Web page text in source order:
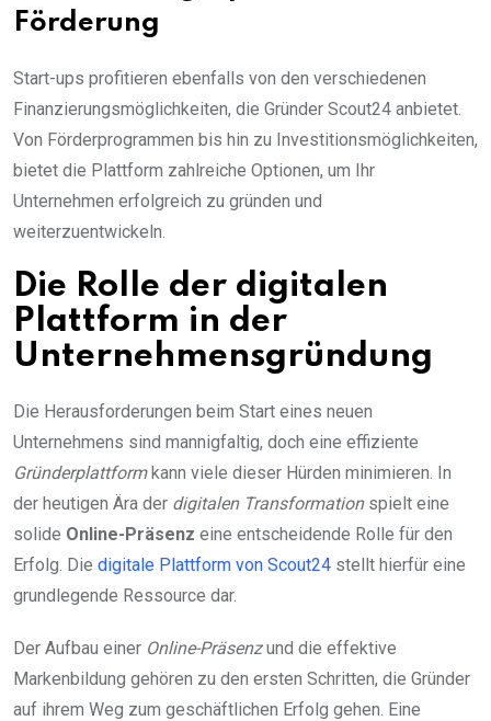
Förderung
Start-ups profitieren ebenfalls von den verschiedenen
Finanzierungsmöglichkeiten, die Gründer Scout24 anbietet.
Von Förderprogrammen bis hin zu Investitionsmöglichkeiten,
bietet die Plattform zahlreiche Optionen, um Ihr
Unternehmen erfolgreich zu gründen und
weiterzuentwickeln.
Die Rolle der digitalen
Plattform in der
Unternehmensgründung
Die Herausforderungen beim Start eines neuen
Unternehmens sind mannigfaltig, doch eine effiziente
Gründerplattformkann viele dieser Hürden minimieren. In
der heutigen Ära der digitalen Transformationspielt eine
solide Online-Präsenz eine entscheidende Rolle für den
Erfolg. Die digitale Plattform von Scout24 stellt hierfür eine
grundlegende Ressource dar.
Der Aufbau einer Online-Präsenzund die effektive
Markenbildung gehören zu den ersten Schritten, die Gründer
auf ihrem Weg zum geschäftlichen Erfolg gehen. Eine